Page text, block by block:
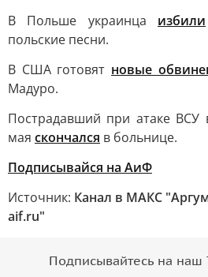
В Польше украинца избили
польские песни.
В США готовят новые
Мадуро.
Пострадавший при атаке ВСУ
мая скончался в больнице.
Подписывайся на АиФ
Источник: Канал в МАКС
aif.ru"
Подписывайтесь на наш